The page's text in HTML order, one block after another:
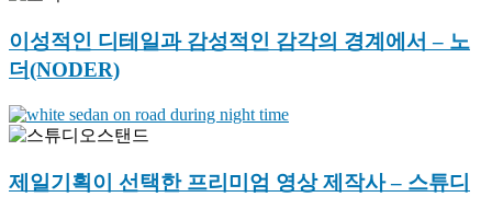
이성적인 디테일과 감성적인 감각의 경계에서 – 노
더(NODER)
제일기획이 선택한 프리미엄 영상 제작사 – 스튜디